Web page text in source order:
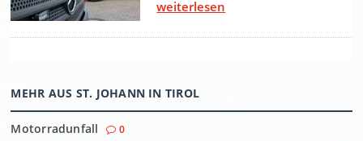
MEHR AUS ST. JOHANN IN TIROL
Motorradunfall 0